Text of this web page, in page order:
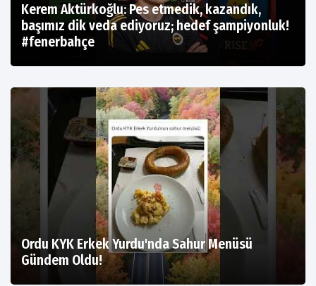
Kerem Aktürkoğlu: Pes etmedik, kazandık,
başımız dik veda ediyoruz; hedef şampiyonluk!
#fenerbahçe
Ordu KYK Erkek Yurdu'nda Sahur Menüsü
Gündem Oldu!